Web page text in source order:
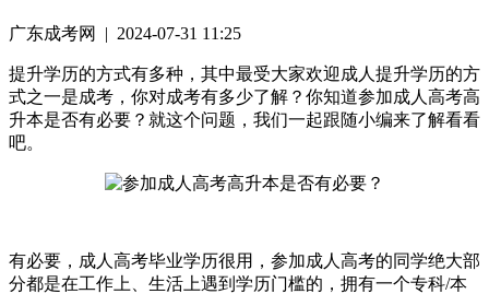
广东成考网 | 2024-07-31 11:25
提升学历的方式有多种，其中最受大家欢迎成人提升学历的方
式之一是成考，你对成考有多少了解？你知道参加成人高考高
升本是否有必要？就这个问题，我们一起跟随小编来了解看看
吧。
有必要，成人高考毕业学历很用，参加成人高考的同学绝大部
分都是在工作上、生活上遇到学历门槛的，拥有一个专科/本